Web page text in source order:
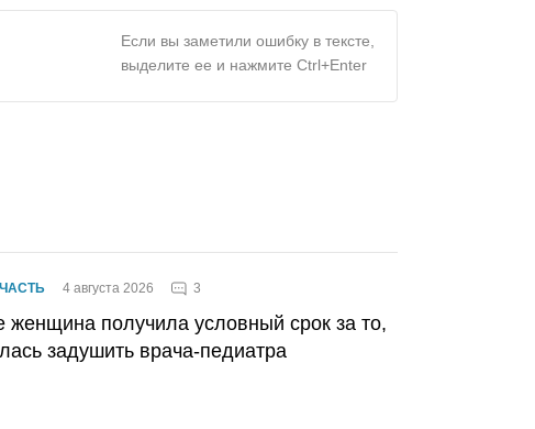
Если вы заметили ошибку в тексте,
выделите ее и нажмите Ctrl+Enter
4 августа 2026 3
женщина получила условный срок за то,
задушить врача-педиатра